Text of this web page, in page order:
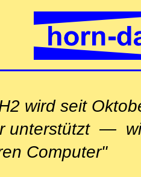
wird seit
unterstützt —
Computer"